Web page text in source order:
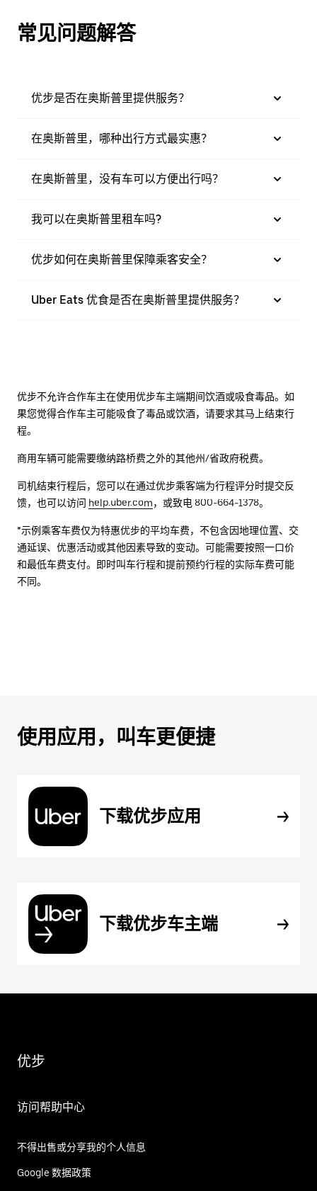
常见问题解答
优步是否在奥斯普里提供服务？
在奥斯普里，哪种出行方式最实惠？
在奥斯普里，没有车可以方便出行吗？
我可以在奥斯普里租车吗?
优步如何在奥斯普里保障乘客安全？
Uber Eats 优食是否在奥斯普里提供服务？
优步不允许合作车主在使用优步车主端期间饮酒或吸食毒品。如
果您觉得合作车主可能吸食了毒品或饮酒，请要求其马上结束行
程。
商用车辆可能需要缴纳路桥费之外的其他州/省政府税费。
司机结束行程后，您可以在通过优步乘客端为行程评分时提交反
馈，也可以访问 help.uber.com，或致电 800-664-1378。
*示例乘客车费仅为特惠优步的平均车费，不包含因地理位置、交
通延误、优惠活动或其他因素导致的变动。可能需要按照一口价
和最低车费支付。即时叫车行程和提前预约行程的实际车费可能
不同。
使用应用，叫车更便捷
下载优步应用
下载优步车主端
优步
访问帮助中心
不得出售或分享我的个人信息
Google 数据政策